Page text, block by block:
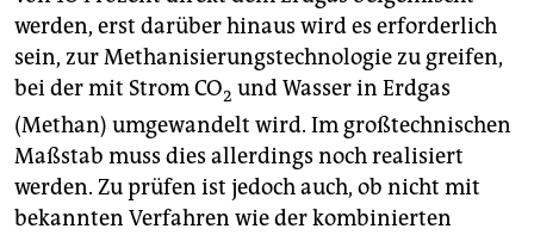
werden, erst darüber hinaus wird es erforderlich
sein, zur Methanisierungstechnologie zu greifen,
bei der mit Strom CO2 und Wasser in Erdgas
(Methan) umgewandelt wird. Im großtechnischen
Maßstab muss dies allerdings noch realisiert
werden. Zu prüfen ist jedoch auch, ob nicht mit
bekannten Verfahren wie der kombinierten